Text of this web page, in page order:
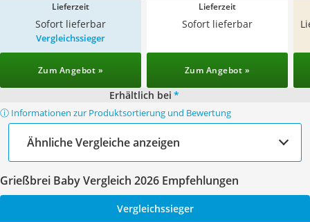
Lieferzeit
Sofort lieferbar
Lieferzeit
Sofort lieferbar
Vergleichssieger
Zum Angebot » Zum Angebot »
Erhältlich bei *
ⓘ Informationen zur Produktsortierung und Bewertung
Ähnliche Vergleiche anzeigen
Grießbrei Baby Vergleich 2026 Empfehlungen
Vergleichssieger